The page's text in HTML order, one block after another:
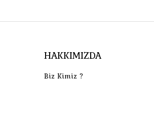
HAKKIMIZDA
Biz Kimiz ?